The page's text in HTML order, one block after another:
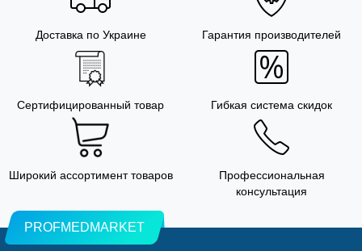
Доставка по Украине Гарантия производителей
Сертифицированный товар Гибкая система скидок
Широкий ассортимент товаров
Профессиональная
консультация
PROFMEDMARKET